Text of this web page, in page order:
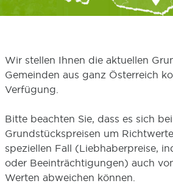
Wir stellen Ihnen die aktuellen
Gemeinden aus ganz Österreich
Verfügung.
Bitte beachten Sie, dass es sich
Grundstückspreisen um
speziellen Fall (Liebhaberpreise,
oder Beeinträchtigungen) auch
Werten abweichen können.